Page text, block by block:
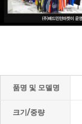
품명 및 모델명
크기/중량